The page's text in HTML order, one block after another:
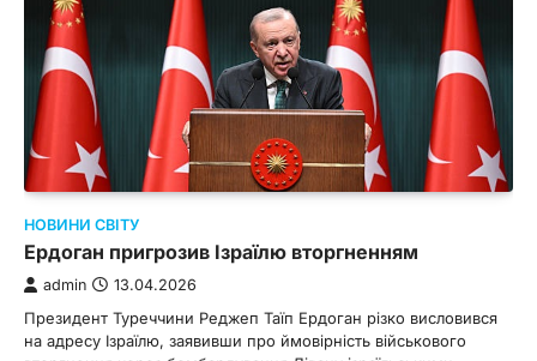
НОВИНИ СВІТУ
Ердоган пригрозив Ізраїлю вторгненням
admin 13.04.2026
Президент Туреччини Реджеп Таїп Ердоган різко висловився
на адресу Ізраїлю, заявивши про ймовірність військового